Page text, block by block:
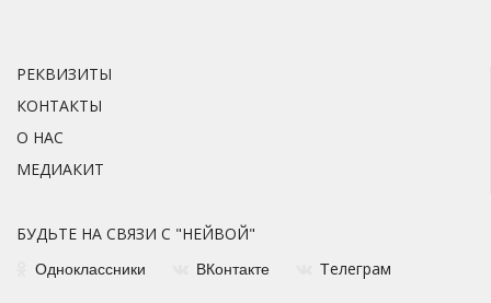
РЕКВИЗИТЫ
КОНТАКТЫ
О НАС
МЕДИАКИТ
БУДЬТЕ НА СВЯЗИ С "НЕЙВОЙ"
Одноклассники ВКонтакте Телеграм